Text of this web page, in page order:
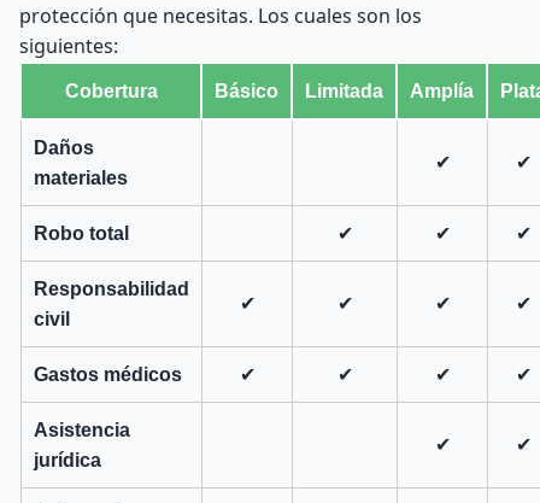
protección que necesitas. Los cuales son los
siguientes:
Cobertura Básico Limitada Amplía
Daños
materiales
✔ ✔
Robo total ✔ ✔ ✔
Responsabilidad
civil
✔ ✔ ✔ ✔
Gastos médicos ✔ ✔ ✔ ✔
Asistencia
jurídica
✔ ✔